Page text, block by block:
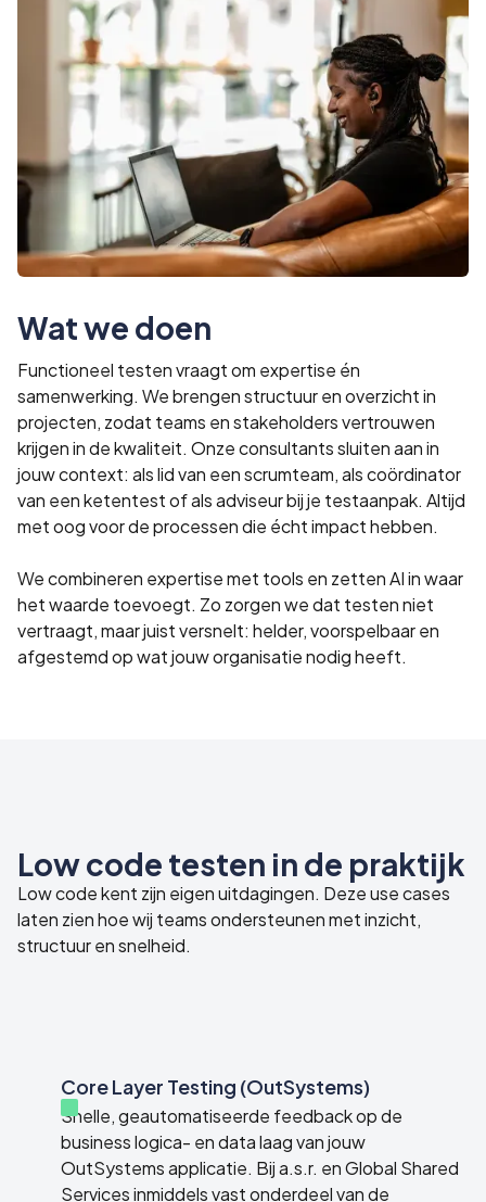
Wat we doen
Functioneel testen vraagt om expertise én
samenwerking. We brengen structuur en overzicht in
projecten, zodat teams en stakeholders vertrouwen
krijgen in de kwaliteit. Onze consultants sluiten aan in
jouw context: als lid van een scrumteam, als coördinator
van een ketentest of als adviseur bij je testaanpak. Altijd
met oog voor de processen die écht impact hebben.
We combineren expertise met tools en zetten AI in waar
het waarde toevoegt. Zo zorgen we dat testen niet
vertraagt, maar juist versnelt: helder, voorspelbaar en
afgestemd op wat jouw organisatie nodig heeft.
Low code testen in de praktijk
Low code kent zijn eigen uitdagingen. Deze use cases
laten zien hoe wij teams ondersteunen met inzicht,
structuur en snelheid.
Core Layer Testing (OutSystems)
Snelle, geautomatiseerde feedback op de
business logica- en data laag van jouw
OutSystems applicatie. Bij a.s.r. en Global Shared
Services inmiddels vast onderdeel van de